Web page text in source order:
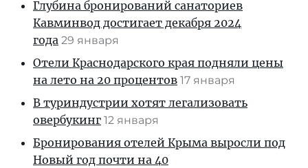
Глубина бронирований санаториев
Кавминвод достигает декабря 2024
года 29 января
Отели Краснодарского края подняли цены
на лето на 20 процентов 17 января
В туриндустрии хотят легализовать
овербукинг 12 января
Бронирования отелей Крыма выросли под
Новый год почти на 40